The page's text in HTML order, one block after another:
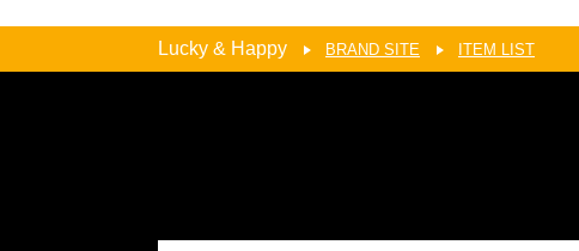
Lucky & Happy BRAND SITE ITEM LIST